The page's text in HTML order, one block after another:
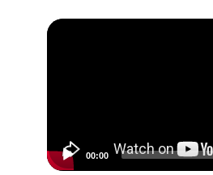
comodidades urbanas. ¡Imagina
Video
00:00